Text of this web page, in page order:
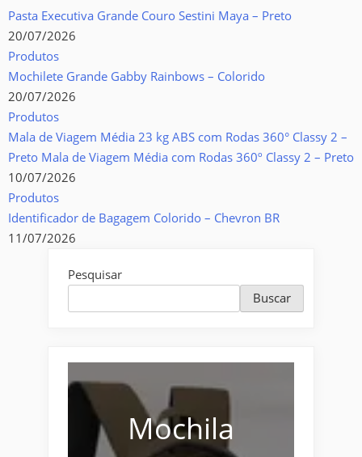
Pasta Executiva Grande Couro Sestini Maya – Preto
20/07/2026
Produtos
Mochilete Grande Gabby Rainbows – Colorido
20/07/2026
Produtos
Mala de Viagem Média 23 kg ABS com Rodas 360° Classy 2 –
Preto Mala de Viagem Média com Rodas 360º Classy 2 – Preto
10/07/2026
Produtos
Identificador de Bagagem Colorido – Chevron BR
11/07/2026
Pesquisar
Buscar
Mochila